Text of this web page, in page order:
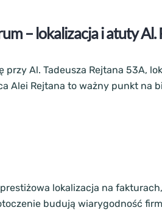
– lokalizacja i atuty Al.
przy Al. Tadeusza Rejtana
Alei Rejtana to ważny punkt
lokalizacja na fakturach,
budują wiarygodność